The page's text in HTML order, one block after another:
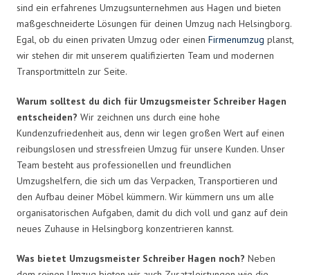
sind ein erfahrenes Umzugsunternehmen aus Hagen und bieten
maßgeschneiderte Lösungen für deinen Umzug nach Helsingborg.
Egal, ob du einen privaten Umzug oder einen Firmenumzug planst,
wir stehen dir mit unserem qualifizierten Team und modernen
Transportmitteln zur Seite.
Warum solltest du dich für Umzugsmeister Schreiber Hagen
entscheiden? Wir zeichnen uns durch eine hohe
Kundenzufriedenheit aus, denn wir legen großen Wert auf einen
reibungslosen und stressfreien Umzug für unsere Kunden. Unser
Team besteht aus professionellen und freundlichen
Umzugshelfern, die sich um das Verpacken, Transportieren und
den Aufbau deiner Möbel kümmern. Wir kümmern uns um alle
organisatorischen Aufgaben, damit du dich voll und ganz auf dein
neues Zuhause in Helsingborg konzentrieren kannst.
Was bietet Umzugsmeister Schreiber Hagen noch? Neben